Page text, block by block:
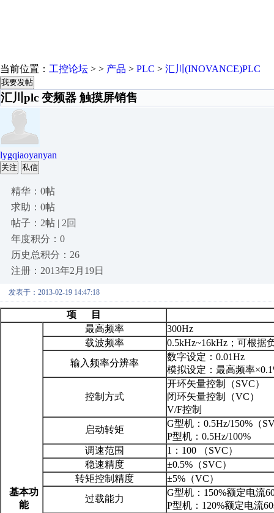
当前位置： 工控论坛 > > 产品 > PLC > 汇川(INOVANCE)PLC
我要发帖
汇川plc 变频器 触摸屏销售
lygqiaoyanyan
关注 私信
精华：0帖
求助：0帖
帖子：2帖 | 2回
年度积分：0
历史总积分：26
注册：2013年2月19日
发表于：2013-02-19 14:47:18
项 目
基本功
能
最高频率
300Hz
载波频率
0.5kHz~16kHz；可根据
输入频率分辨率
数字设定：0.01Hz
模拟设定：最高频率
控制方式
开环矢量控制（SVC）
闭环矢量控制（VC）
V/F控制
启动转矩
G型机：0.5Hz/150%
P型机：0.5Hz/100%
调速范围
1：100 （SVC）
稳速精度
±0.5%（SVC）
转矩控制精度
±5%（VC）
过载能力
G型机：150%额定电流
P型机：120%额定电流